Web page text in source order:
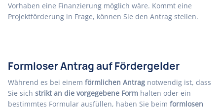
Vorhaben eine Finanzierung möglich wäre. Kommt eine
Projektförderung in Frage, können Sie den Antrag stellen.
Formloser Antrag auf Fördergelder
Während es bei einem förmlichen Antrag notwendig ist, dass
Sie sich strikt an die vorgegebene Form halten oder ein
bestimmtes Formular ausfüllen, haben Sie beim formlosen